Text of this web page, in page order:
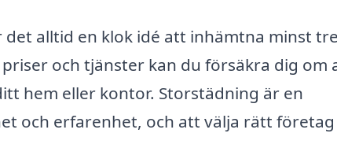
alltid en klok idé att inhämtna minst tre
och tjänster kan du försäkra dig om
hem eller kontor. Storstädning är en
och erfarenhet, och att välja rätt